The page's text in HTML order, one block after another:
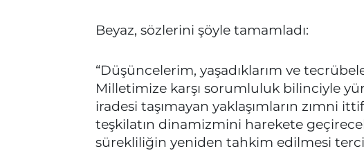
Beyaz, sözlerini şöyle tamamladı:
“Düşüncelerim, yaşadıklarım ve
Milletimize karşı sorumluluk bilinciyle
iradesi taşımayan yaklaşımların zımni
teşkilatın dinamizmini harekete
sürekliliğin yeniden tahkim edilmesi